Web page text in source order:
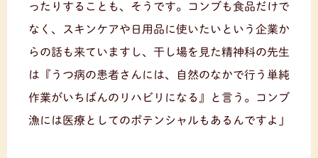
ったりすることも、そうです。コンブも食品だけで
なく、スキンケアや日用品に使いたいという企業か
らの話も来ていますし、干し場を見た精神科の先生
は『うつ病の患者さんには、自然のなかで行う単純
作業がいちばんのリハビリになる』と言う。コンブ
漁には医療としてのポテンシャルもあるんですよ」